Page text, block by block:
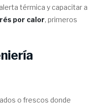
térmica y capacitar a
por calor, primeros
o frescos donde